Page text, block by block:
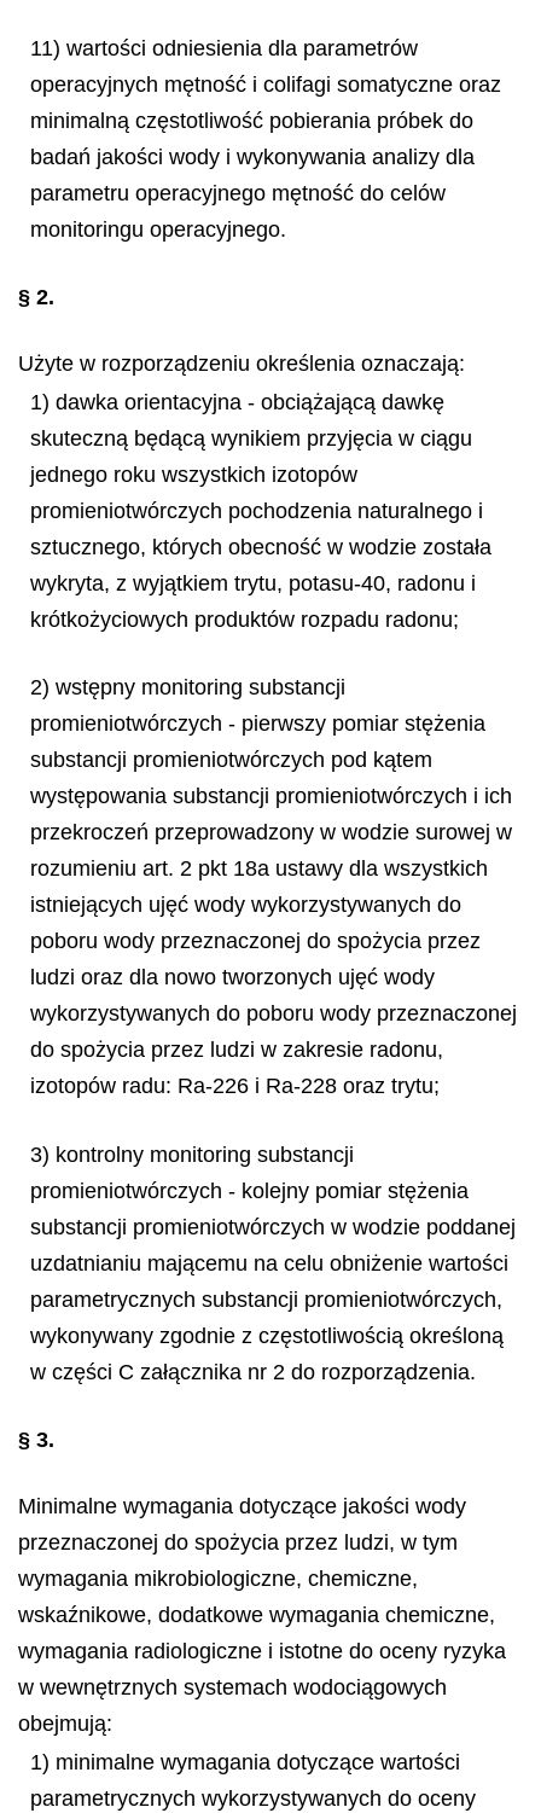
11) wartości odniesienia dla parametrów
operacyjnych mętność i colifagi somatyczne oraz
minimalną częstotliwość pobierania próbek do
badań jakości wody i wykonywania analizy dla
parametru operacyjnego mętność do celów
monitoringu operacyjnego.
§ 2.
Użyte w rozporządzeniu określenia oznaczają:
1) dawka orientacyjna - obciążającą dawkę
skuteczną będącą wynikiem przyjęcia w ciągu
jednego roku wszystkich izotopów
promieniotwórczych pochodzenia naturalnego i
sztucznego, których obecność w wodzie została
wykryta, z wyjątkiem trytu, potasu-40, radonu i
krótkożyciowych produktów rozpadu radonu;
2) wstępny monitoring substancji
promieniotwórczych - pierwszy pomiar stężenia
substancji promieniotwórczych pod kątem
występowania substancji promieniotwórczych i ich
przekroczeń przeprowadzony w wodzie surowej w
rozumieniu art. 2 pkt 18a ustawy dla wszystkich
istniejących ujęć wody wykorzystywanych do
poboru wody przeznaczonej do spożycia przez
ludzi oraz dla nowo tworzonych ujęć wody
wykorzystywanych do poboru wody przeznaczonej
do spożycia przez ludzi w zakresie radonu,
izotopów radu: Ra-226 i Ra-228 oraz trytu;
3) kontrolny monitoring substancji
promieniotwórczych - kolejny pomiar stężenia
substancji promieniotwórczych w wodzie poddanej
uzdatnianiu mającemu na celu obniżenie wartości
parametrycznych substancji promieniotwórczych,
wykonywany zgodnie z częstotliwością określoną
w części C załącznika nr 2 do rozporządzenia.
§ 3.
Minimalne wymagania dotyczące jakości wody
przeznaczonej do spożycia przez ludzi, w tym
wymagania mikrobiologiczne, chemiczne,
wskaźnikowe, dodatkowe wymagania chemiczne,
wymagania radiologiczne i istotne do oceny ryzyka
w wewnętrznych systemach wodociągowych
obejmują:
1) minimalne wymagania dotyczące wartości
parametrycznych wykorzystywanych do oceny